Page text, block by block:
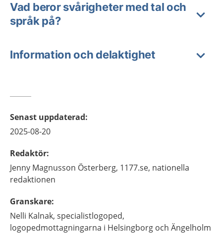
Vad beror svårigheter med tal och
språk på?
Information och delaktighet
Senast uppdaterad:
2025-08-20
Redaktör:
Jenny Magnusson Österberg, 1177.se, nationella
redaktionen
Granskare:
Nelli Kalnak, specialistlogoped,
logopedmottagningarna i Helsingborg och Ängelholm